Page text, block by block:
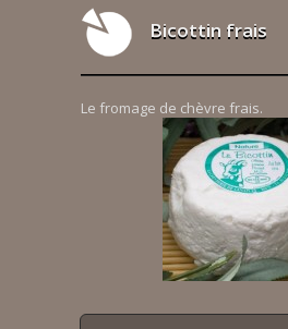
Bicottin frais
Le fromage de chèvre frais.